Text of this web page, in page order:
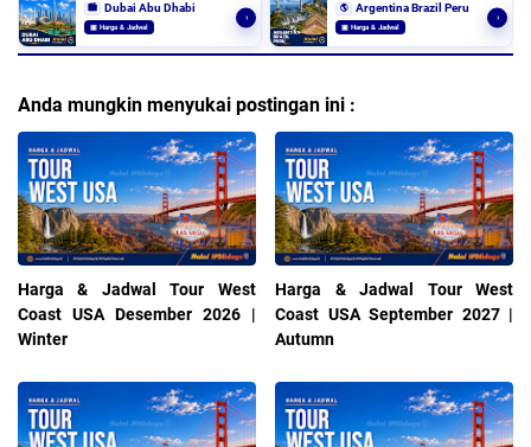
🏙️ Dubai Abu Dhabi
▣ Harga & Jadwal
›
🌎 Argentina Brazil Peru
▣ Harga & Jadwal
›
Anda mungkin menyukai postingan ini :
Harga & Jadwal Tour West
Coast USA Desember 2026 |
Winter
Harga & Jadwal Tour West
Coast USA September 2027 |
Autumn